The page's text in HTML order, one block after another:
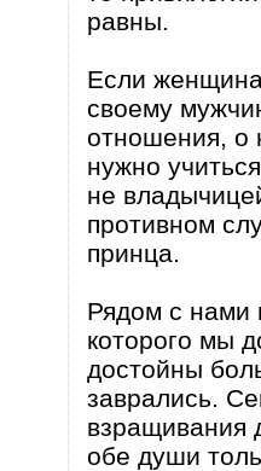
равны.
Если
своему
отношения, о
нужно
не
противном
принца.
Рядом с нами
которого мы
достойны
заврались.
взращивания
обе души